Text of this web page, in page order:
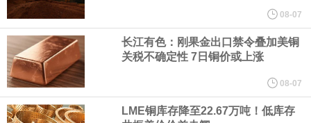
纽约期银日内涨4%，现报64.08美元/盎司。
宇树科技董事长、总经理兼首席技术官王兴兴在网上路演时表示，
经过多年研发创新和技术积累，公司逐步形成了包括一体化关节集
成技术、高紧凑度机器人身体集成技术、机器人激光雷达全自研核
08-07
长江有色：刚果金出口禁令叠加美铜
关税不确定性 7日铜价或上涨
08-07
LME铜库存降至22.67万吨！低库存